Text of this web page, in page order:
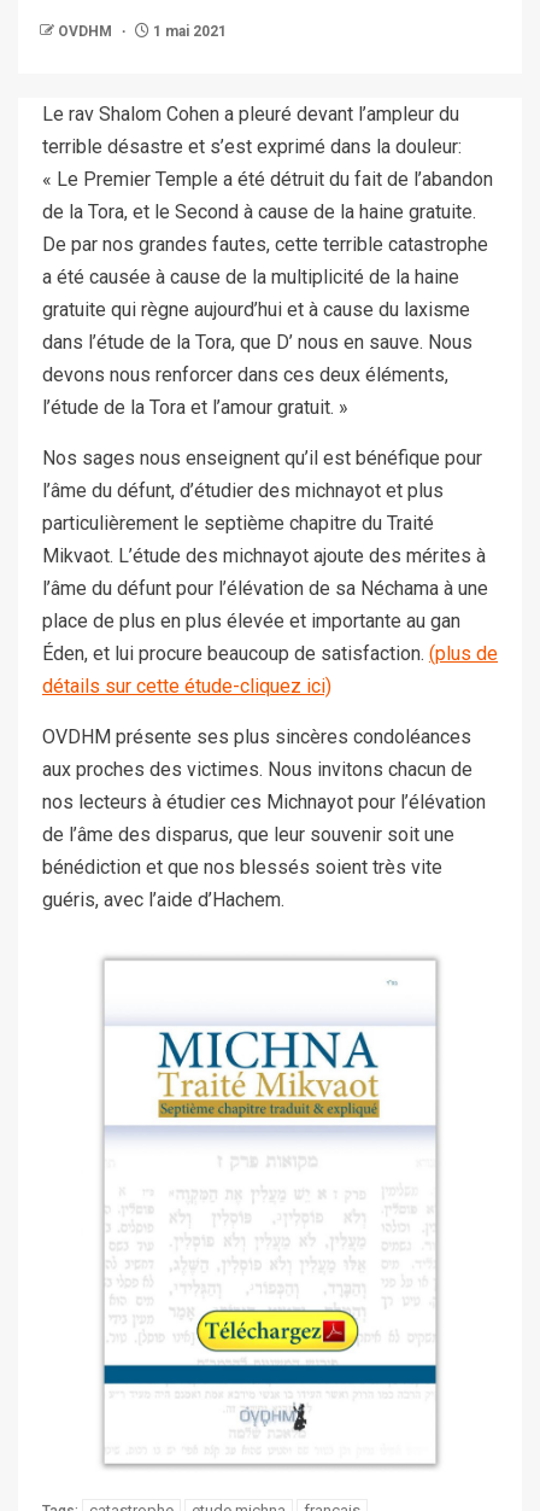
OVDHM 1 mai 2021
Le rav Shalom Cohen a pleuré devant l’ampleur du
terrible désastre et s’est exprimé dans la douleur:
« Le Premier Temple a été détruit du fait de l’abandon
de la Tora, et le Second à cause de la haine gratuite.
De par nos grandes fautes, cette terrible catastrophe
a été causée à cause de la multiplicité de la haine
gratuite qui règne aujourd’hui et à cause du laxisme
dans l’étude de la Tora, que D’ nous en sauve. Nous
devons nous renforcer dans ces deux éléments,
l’étude de la Tora et l’amour gratuit. »
Nos sages nous enseignent qu’il est bénéfique pour
l’âme du défunt, d’étudier des michnayot et plus
particulièrement le septième chapitre du Traité
Mikvaot. L’étude des michnayot ajoute des mérites à
l’âme du défunt pour l’élévation de sa Néchama à une
place de plus en plus élevée et importante au gan
Éden, et lui procure beaucoup de satisfaction. (plus de
détails sur cette étude-cliquez ici)
OVDHM présente ses plus sincères condoléances
aux proches des victimes. Nous invitons chacun de
nos lecteurs à étudier ces Michnayot pour l’élévation
de l’âme des disparus, que leur souvenir soit une
bénédiction et que nos blessés soient très vite
guéris, avec l’aide d’Hachem.